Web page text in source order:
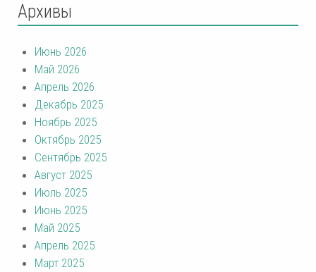
Архивы
Июнь 2026
Май 2026
Апрель 2026
Декабрь 2025
Ноябрь 2025
Октябрь 2025
Сентябрь 2025
Август 2025
Июль 2025
Июнь 2025
Май 2025
Апрель 2025
Март 2025